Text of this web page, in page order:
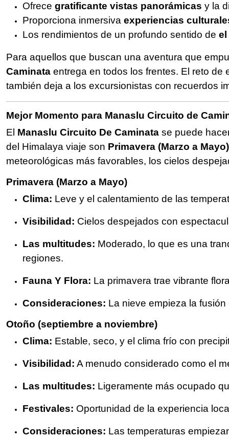
Ofrece gratificante vistas panorámicas y la
Proporciona inmersiva experiencias
Los rendimientos de un profundo sentido de el
Para aquellos que buscan una aventura que
Caminata entrega en todos los frentes. El reto
también deja a los excursionistas con recuerdos
Mejor Momento para Manaslu Circuito de
El Manaslu Circuito De Caminata se puede
del Himalaya viaje son Primavera (Marzo a Mayo)
meteorológicas más favorables, los cielos
Primavera (Marzo a Mayo)
Clima: Leve y el calentamiento de las
Visibilidad: Cielos despejados con
Las multitudes: Moderado, lo que es una
regiones.
Fauna Y Flora: La primavera trae vibrante
Consideraciones: La nieve empieza la
Otoño (septiembre a noviembre)
Clima: Estable, seco, y el clima frío con
Visibilidad: A menudo considerado como el
Las multitudes: Ligeramente más ocupado
Festivales: Oportunidad de la experiencia
Consideraciones: Las temperaturas